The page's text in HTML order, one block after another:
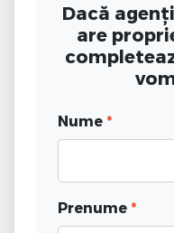
Dacă
are
Nume *
Prenume *